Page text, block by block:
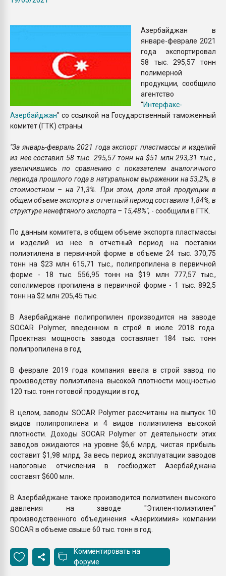
ПЕРЕЙТИ НА
Азербайджан в
январе-феврале 2021
года экспортировал
58 тыс. 295,57 тонн
полимерной
продукции, сообщило
агентство
"Интерфакс-
Азербайджан" со ссылкой на Государственный таможенный
комитет (ГТК) страны.
"За январь-февраль 2021 года экспорт пластмассы и изделий
из нее составил 58 тыс. 295,57 тонн на $51 млн 293,31 тыс.,
увеличившись по сравнению с показателем аналогичного
периода прошлого года в натуральном выражении на 53,2%, в
стоимостном – на 71,3%. При этом, доля этой продукции в
общем объеме экспорта в отчетный период составила 1,84%, в
структуре ненефтяного экспорта – 15,48%", - сообщили в ГТК.
По данным комитета, в общем объеме экспорта пластмассы
и изделий из нее в отчетный период на поставки
полиэтилена в первичной форме в объеме 24 тыс. 370,75
тонн на $23 млн 615,71 тыс., полипропилена в первичной
форме - 18 тыс. 556,95 тонн на $19 млн 777,57 тыс.,
сополимеров пропилена в первичной форме - 1 тыс. 892,5
тонн на $2 млн 205,45 тыс.
В Азербайджане полипропилен производится на заводе
SOCAR Polymer, введенном в строй в июле 2018 года.
Проектная мощность завода составляет 184 тыс. тонн
полипропилена в год.
В феврале 2019 года компания ввела в строй завод по
производству полиэтилена высокой плотности мощностью
120 тыс. тонн готовой продукции в год.
В целом, заводы SOCAR Polymer рассчитаны на выпуск 10
видов полипропилена и 4 видов полиэтилена высокой
плотности. Доходы SOCAR Polymer от деятельности этих
заводов ожидаются на уровне $6,6 млрд, чистая прибыль
составит $1,98 млрд. За весь период эксплуатации заводов
налоговые отчисления в госбюджет Азербайджана
составят $600 млн.
В Азербайджане также производится полиэтилен высокого
давления на заводе "Этилен-полиэтилен"
производственного объединения «Азерихимия» компании
SOCAR в объеме свыше 60 тыс. тонн в год.
Комментировать на
форуме